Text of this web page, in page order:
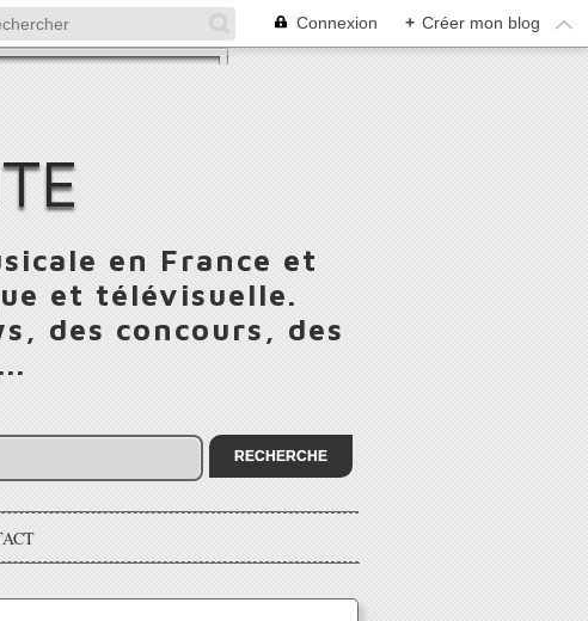
Connexion + Créer mon blog
en France et
et télévisuelle.
des concours, des